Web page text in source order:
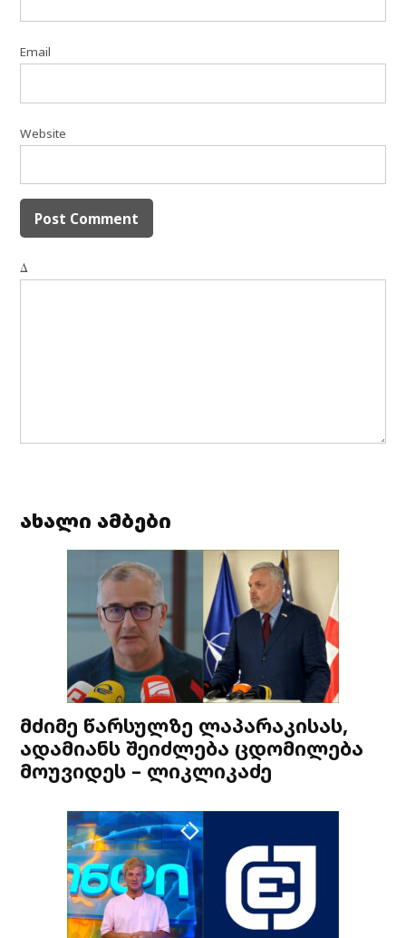
Email
Website
Δ
ახალი ამბები
მძიმე წარსულზე ლაპარაკისას,
ადამიანს შეიძლება ცდომილება
მოუვიდეს – ლიკლიკაძე